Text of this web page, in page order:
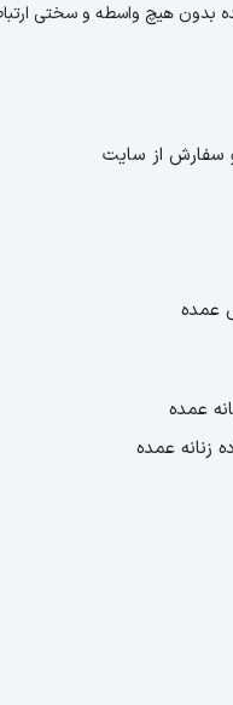
بدون هیچ واسطه و سختی ارتباط
و سفارش از سایت
عمده
عمده
زنانه عمده